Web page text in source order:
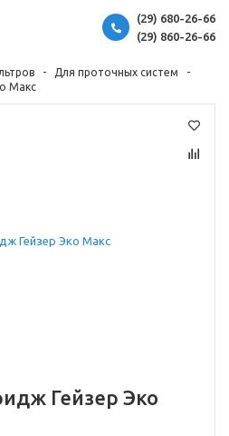
(29) 680-26-66
(29) 860-26-66
Для проточных систем
Макс
Гейзер Эко